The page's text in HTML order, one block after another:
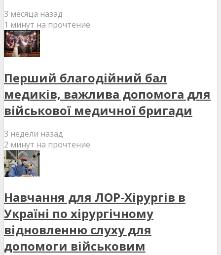
3 месяца назад
1 минут на прочтение
Перший благодійний бал
медиків, важлива допомога для
військової медичної бригади
3 недели назад
2 минут на прочтение
Навчання для ЛОР-Хірургів в
Україні по хірургічному
відновленню слуху для
допомоги військовим